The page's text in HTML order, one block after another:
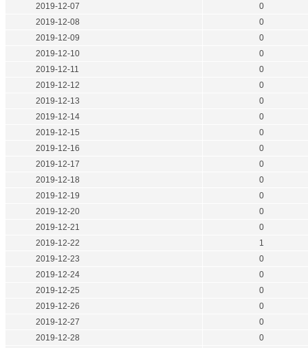
2019-12-07
0
2019-12-08
0
2019-12-09
0
2019-12-10
0
2019-12-11
0
2019-12-12
0
2019-12-13
0
2019-12-14
0
2019-12-15
0
2019-12-16
0
2019-12-17
0
2019-12-18
0
2019-12-19
0
2019-12-20
0
2019-12-21
0
2019-12-22
1
2019-12-23
0
2019-12-24
0
2019-12-25
0
2019-12-26
0
2019-12-27
0
2019-12-28
0